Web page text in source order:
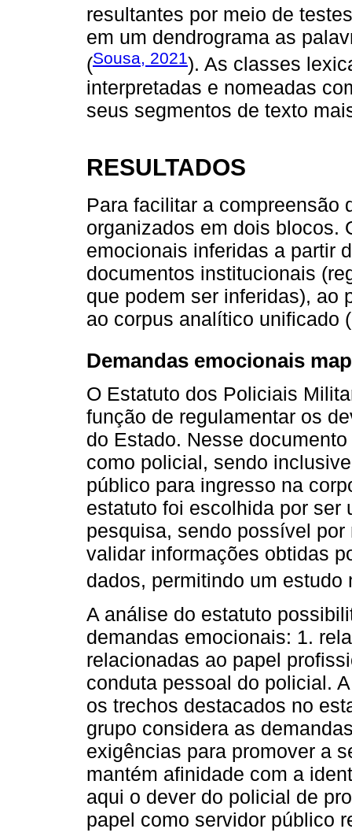
resultantes por meio de
em um dendrograma as
(Sousa, 2021). As classes
interpretadas e nomeadas
seus segmentos de texto
RESULTADOS
Para facilitar a compreensão
organizados em dois blocos.
emocionais inferidas a partir
documentos institucionais
que podem ser inferidas), ao
ao corpus analítico unificado
Demandas emocionais
O Estatuto dos Policiais
função de regulamentar os
do Estado. Nesse
como policial, sendo
público para ingresso na
estatuto foi escolhida por ser
pesquisa, sendo possível
validar informações obtidas
dados, permitindo um estudo
A análise do estatuto
demandas emocionais: 1.
relacionadas ao papel
conduta pessoal do policial.
os trechos destacados no
grupo considera as
exigências para promover a
mantém afinidade com a
aqui o dever do policial de
papel como servidor público